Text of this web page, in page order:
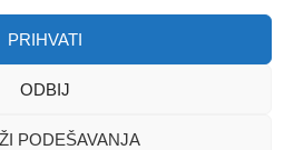
PRIHVATI
ODBIJ
PODEŠAVANJA
Behaudina